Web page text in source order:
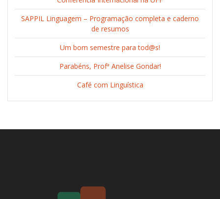
SAPPIL Linguagem – Programação completa e caderno
de resumos
Um bom semestre para tod@s!
Parabéns, Profª Anelise Gondar!
Café com Linguística